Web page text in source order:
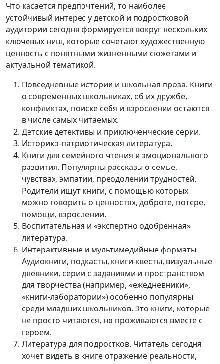
Что касается предпочтений, то наиболее
устойчивый интерес у детской и подростковой
аудитории сегодня формируется вокруг нескольких
ключевых ниш, которые сочетают художественную
ценность с понятными жизненными сюжетами и
актуальной тематикой.
Повседневные истории и школьная проза. Книги
о современных школьниках, об их дружбе,
конфликтах, поиске себя и взрослении остаются
в числе самых читаемых.
Детские детективы и приключенческие серии.
Историко-патриотическая литература.
Книги для семейного чтения и эмоционального
развития. Популярны рассказы о семье,
чувствах, эмпатии, преодолении трудностей.
Родители ищут книги, с помощью которых
можно говорить о ценностях, доброте, потере,
помощи, взрослении.
Воспитательная и «экспертно одобренная»
литература.
Интерактивные и мультимедийные форматы.
Аудиокниги, подкасты, книги-квесты, визуальные
дневники, серии с заданиями и пространством
для творчества (например, «ежедневники»,
«книги-лаборатории») особенно популярны
среди младших школьников. Это книги, которые
не просто читаются, но проживаются вместе с
героем.
Литература для подростков. Читатель сегодня
хочет видеть в книге отражение реальности,